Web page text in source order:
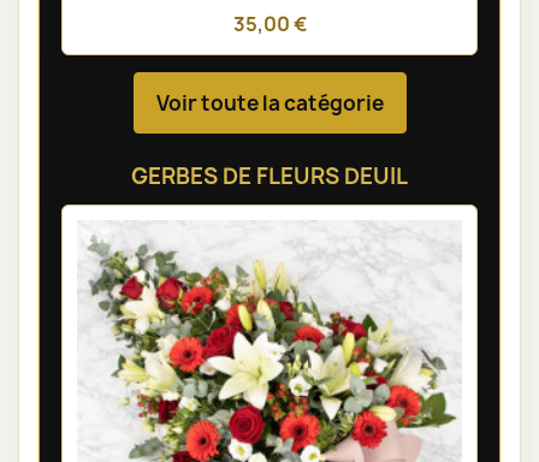
35,00 €
Voir toute la catégorie
GERBES DE FLEURS DEUIL